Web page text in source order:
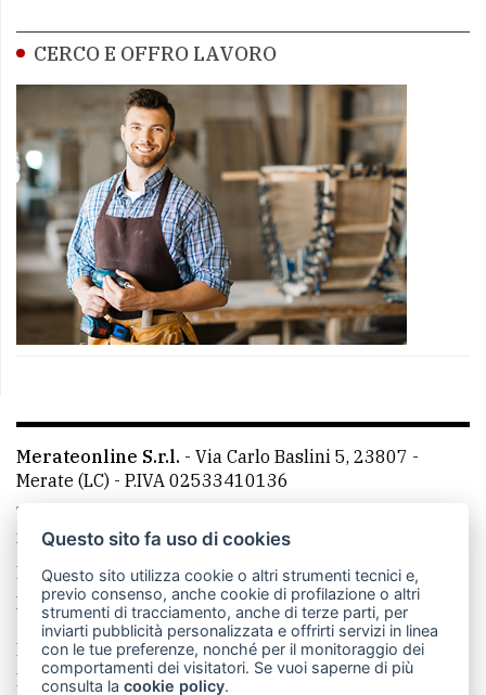
CERCO E OFFRO LAVORO
Merateonline S.r.l. - Via Carlo Baslini 5, 23807 -
Merate (LC) - P.IVA 02533410136
Telefono:
mail: redazione@merateonline.it
La redazione
CasateOnline LeccoOnline
RSS
Made by VIP
Privacy policy
Cookie policy
Rivedi le tue scelte sui cookie
Questo sito fa uso di cookies
Questo sito utilizza cookie o altri strumenti tecnici e,
previo consenso, anche cookie di profilazione o altri
strumenti di tracciamento, anche di terze parti, per
inviarti pubblicità personalizzata e offrirti servizi in linea
con le tue preferenze, nonché per il monitoraggio dei
comportamenti dei visitatori. Se vuoi saperne di più
consulta lacookie policy.